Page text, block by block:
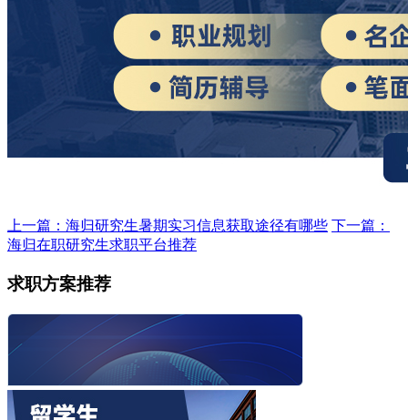
上一篇：海归研究生暑期实习信息获取途径有哪些 下一篇：
海归在职研究生求职平台推荐
求职方案推荐